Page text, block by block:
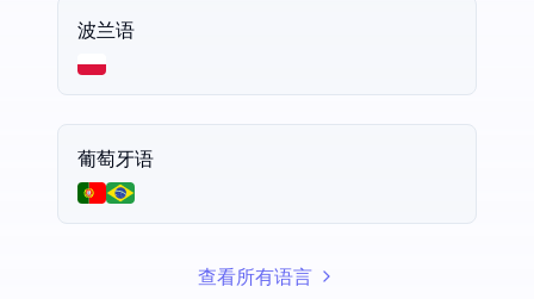
波兰语
葡萄牙语
查看所有语言